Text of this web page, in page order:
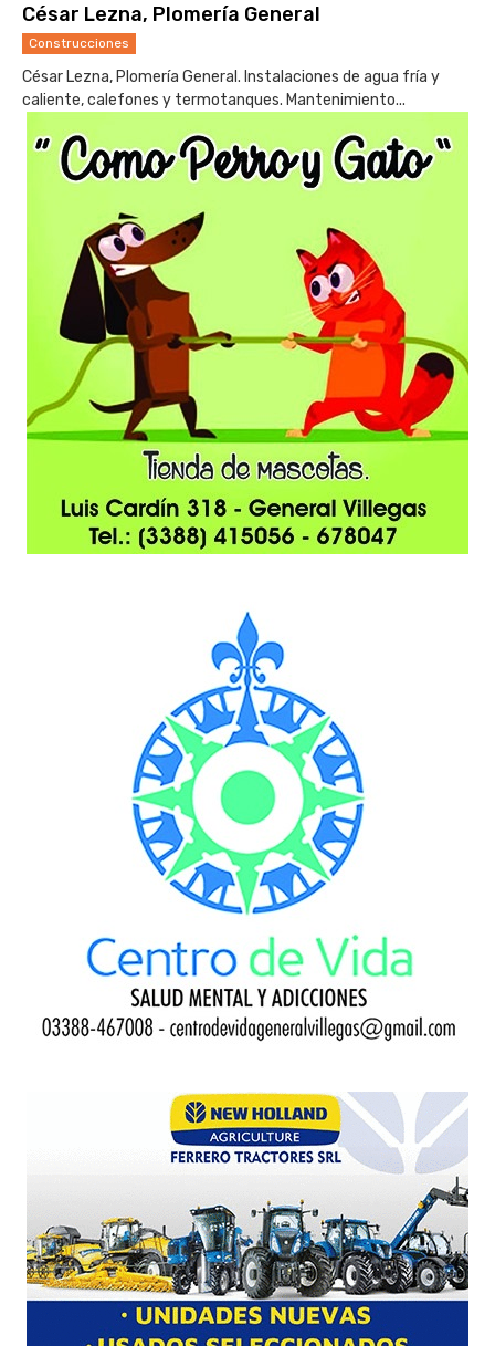
César Lezna, Plomería General
Construcciones
César Lezna, Plomería General. Instalaciones de agua fría y
caliente, calefones y termotanques. Mantenimiento...